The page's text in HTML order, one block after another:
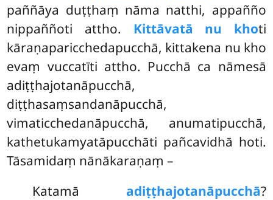
paññāya duṭṭhaṃ nāma natthi, appañño
nippaññoti attho. Kittāvatā nu khoti
kāraṇaparicchedapucchā, kittakena nu kho
evaṃ vuccatīti attho. Pucchā ca nāmesā
adiṭṭhajotanāpucchā,
diṭṭhasaṃsandanāpucchā,
vimaticchedanāpucchā, anumatipucchā,
kathetukamyatāpucchāti pañcavidhā hoti.
Tāsamidaṃ nānākaraṇaṃ –
Katamā adiṭṭhajotanāpucchā?